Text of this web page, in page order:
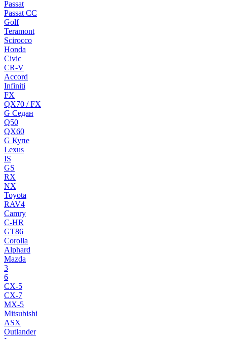
Passat
Passat CC
Golf
Teramont
Scirocco
Honda
Civic
CR-V
Accord
Infiniti
FX
QX70 / FX
G Cедан
Q50
QX60
G Купе
Lexus
IS
GS
RX
NX
Toyota
RAV4
Camry
C-HR
GT86
Corolla
Alphard
Mazda
3
6
CX-5
CX-7
MX-5
Mitsubishi
ASX
Outlander